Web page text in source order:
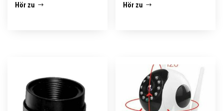
Hör zu Hör zu